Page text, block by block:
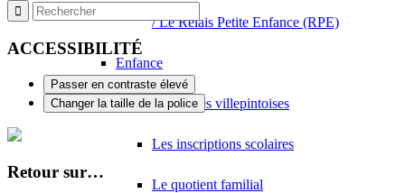
/ Le Relais Petite Enfance (RPE)
Enfance
Les écoles villepintoises
Les inscriptions scolaires
Le quotient familial
ACCESSIBILITÉ
Passer en contraste élevé
Changer la taille de la police
Retour sur…